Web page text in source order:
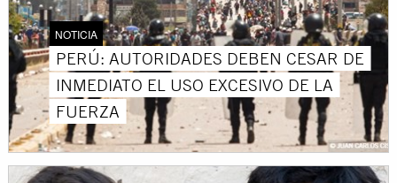
NOTICIA
PERÚ: AUTORIDADES DEBEN CESAR DE
INMEDIATO EL USO EXCESIVO DE LA
FUERZA